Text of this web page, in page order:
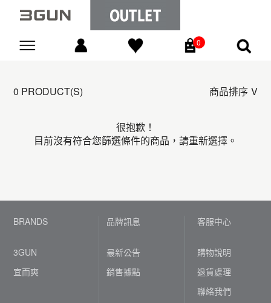
0
0 PRODUCT(S) 商品排序
很抱歉！
目前沒有符合您篩選條件的商品，請重新選擇。
BRANDS
3GUN
宜而爽
品牌訊息
最新公告
銷售據點
客服中心
購物說明
退貨處理
聯絡我們